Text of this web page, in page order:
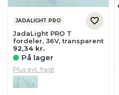
JADALIGHT PRO
JadaLight PRO T
fordeler, 36V, transparent
92,34 kr.
På lager
Plus evt. fragt